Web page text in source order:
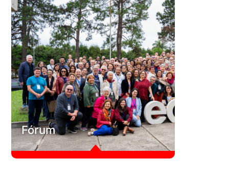
C
Comunhão e ação
A campanha é uma campanha de financiamento coletivo
contínuo para sustentar nossos projetos de superação das
vulnerabilidades socioeconômicas.
Conheça
B
Fórum